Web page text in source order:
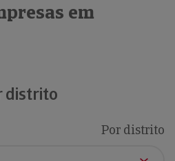
em
distrito
Por distrito